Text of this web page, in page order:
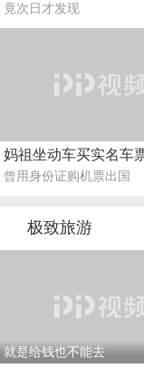
竟次日才发现
妈祖坐动车买实名车
曾用身份证购机票出国
极致旅游
就是给钱也不能去